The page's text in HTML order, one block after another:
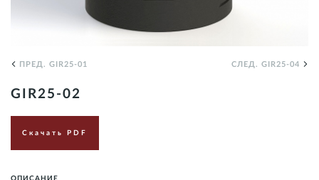
ПРЕД. GIR25-01 СЛЕД. GIR25-04
GIR25-02
Скачать PDF
ОПИСАНИЕ